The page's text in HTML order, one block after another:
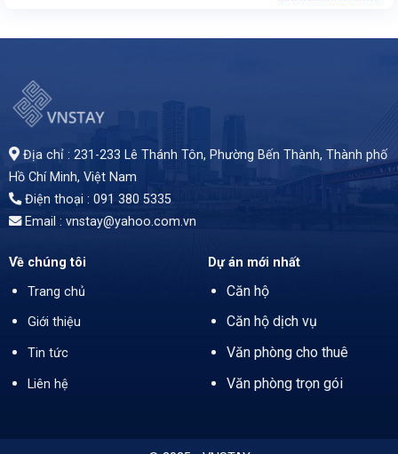
Địa chỉ : 231-233 Lê Thánh Tôn, Phường Bến Thành, Thành phố
Hồ Chí Minh, Việt Nam
Điện thoại : 091 380 5335
Email : vnstay@yahoo.com.vn
Về chúng tôi
Trang chủ
Giới thiệu
Tin tức
Liên hệ
Dự án mới nhất
Căn hộ
Căn hộ dịch vụ
Văn phòng cho thuê
Văn phòng trọn gói